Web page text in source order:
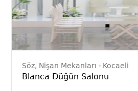
Söz, Nişan Mekanları Kocaeli
Blanca Düğün Salonu